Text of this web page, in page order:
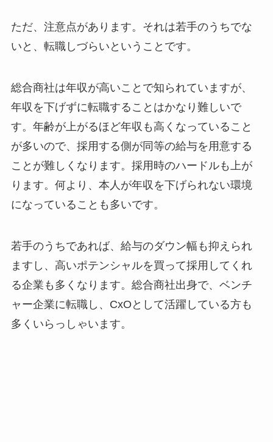
ただ、注意点があります。それは若手のうちでな
いと、転職しづらいということです。
総合商社は年収が高いことで知られていますが、
年収を下げずに転職することはかなり難しいで
す。年齢が上がるほど年収も高くなっていること
が多いので、採用する側が同等の給与を用意する
ことが難しくなります。採用時のハードルも上が
ります。何より、本人が年収を下げられない環境
になっていることも多いです。
若手のうちであれば、給与のダウン幅も抑えられ
ますし、高いポテンシャルを買って採用してくれ
る企業も多くなります。総合商社出身で、ベンチ
ャー企業に転職し、CxOとして活躍している方も
多くいらっしゃいます。